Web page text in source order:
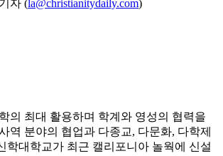
자 (la@christianitydaily.com)
의 최대 활용하며 학계와 영성의 협력을
역 분야의 협업과 다종교, 다문화, 다학제
학대학교가 최근 캘리포니아 놀웍에 신설